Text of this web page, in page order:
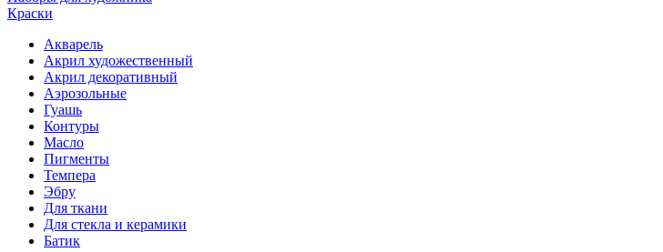
Краски
Акварель
Акрил художественный
Акрил декоративный
Аэрозольные
Гуашь
Контуры
Масло
Пигменты
Темпера
Эбру
Для ткани
Для стекла и керамики
Батик